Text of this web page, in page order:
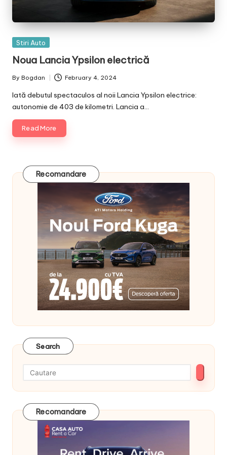
Posted
Stiri Auto
Noua Lancia Ypsilon electrică
Posted
by
By Bogdan February 4, 2024
Iată debutul spectaculos al noii Lancia Ypsilon electrice:
autonomie de 403 de kilometri. Lancia a…
Read More
Recomandare
Search
Recomandare